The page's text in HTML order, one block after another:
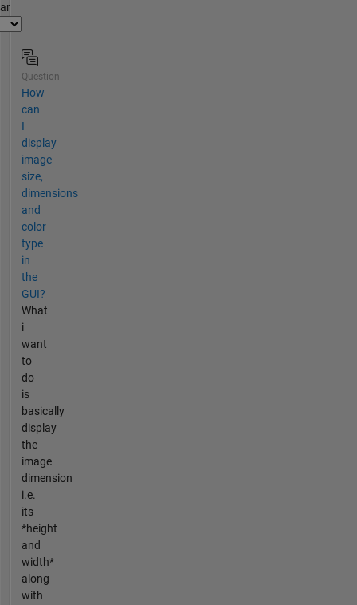
Question
How
can
I
display
image
size,
dimensions
and
color
type
in
the
GUI?
What
i
want
to
do
is
basically
display
the
image
dimension
i.e.
its
*height
and
width*
along
with